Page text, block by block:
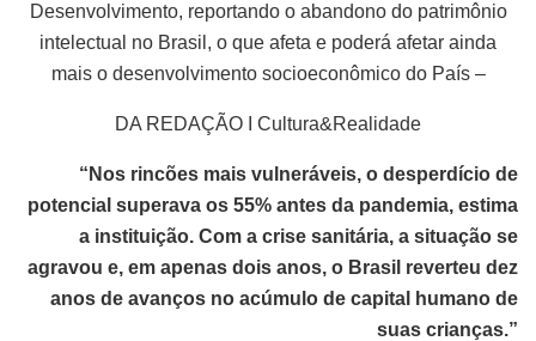
Desenvolvimento, reportando o abandono do patrimônio
intelectual no Brasil, o que afeta e poderá afetar ainda
mais o desenvolvimento socioeconômico do País –
DA REDAÇÃO I Cultura&Realidade
“Nos rincões mais vulneráveis, o desperdício de
potencial superava os 55% antes da pandemia, estima
a instituição. Com a crise sanitária, a situação se
agravou e, em apenas dois anos, o Brasil reverteu dez
anos de avanços no acúmulo de capital humano de
suas crianças.”